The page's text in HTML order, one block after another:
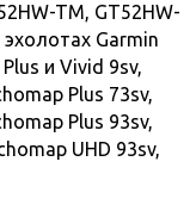
TM, GT52HW-
Garmin
и Vivid 9sv,
Plus 73sv,
Plus 93sv,
UHD 93sv,